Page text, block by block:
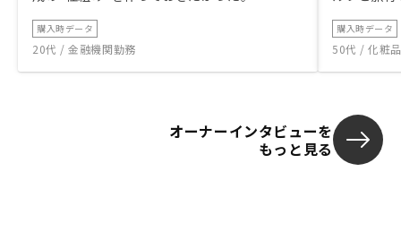
購入時データ
20代 / 金融機関勤務
購入時データ
50代 / 化粧
オーナーインタビューを
もっと見る